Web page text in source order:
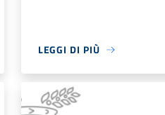
LEGGI DI PIÙ